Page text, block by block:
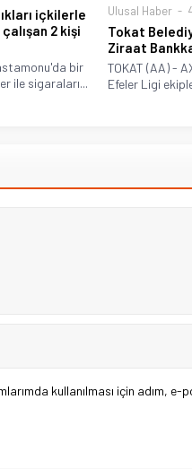
içkilerle
2 kişi
bir
ile sigaraları...
Ulusal Haber
Tokat
Ziraat
TOKAT (AA) -
Efeler Ligi
kullanılması için adım,